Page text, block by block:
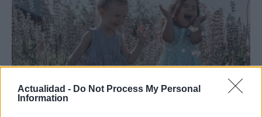
Actualidad - Do Not Process My Personal
Information